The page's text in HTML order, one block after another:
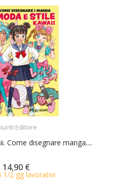
Editore
Come disegnare manga....
14,90 €
1/2 gg lavorativi